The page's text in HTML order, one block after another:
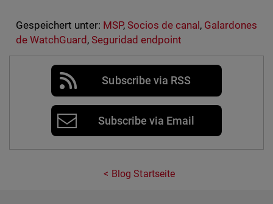
Gespeichert unter: MSP, Socios de canal , Galardones
de WatchGuard , Seguridad endpoint
Subscribe via RSS
Subscribe via Email
Blog Startseite